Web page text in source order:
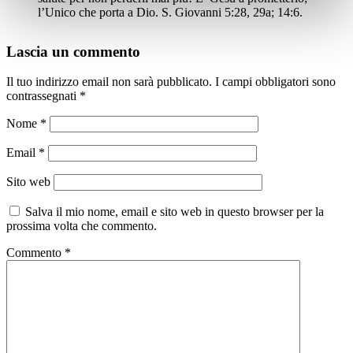
l’Unico che porta a Dio. S. Giovanni 5:28, 29a; 14:6.
Lascia un commento
Il tuo indirizzo email non sarà pubblicato. I campi obbligatori sono
contrassegnati *
Nome *
Email *
Sito web
Salva il mio nome, email e sito web in questo browser per la
prossima volta che commento.
Commento *